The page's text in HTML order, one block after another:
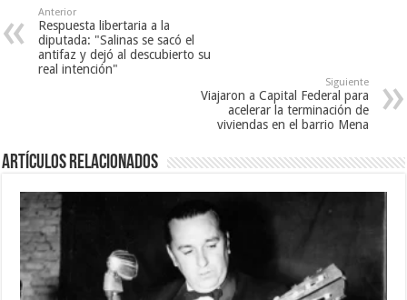
Anterior
Respuesta libertaria a la
diputada: "Salinas se sacó el
antifaz y dejó al descubierto su
real intención"
Siguiente
Viajaron a Capital Federal para
acelerar la terminación de
viviendas en el barrio Mena
Artículos Relacionados